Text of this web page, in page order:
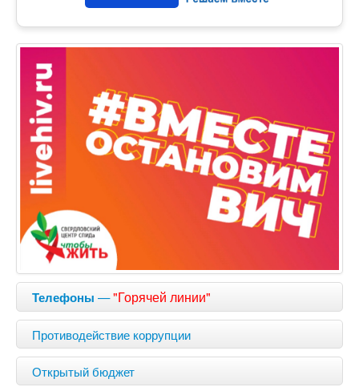
Телефоны —"Горячей линии"
Противодействие коррупции
Открытый бюджет